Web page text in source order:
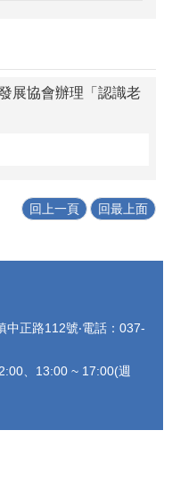
展協會辦理「認識老
回上一頁 回最上面
正路112號‧電話：037-
、13:00 ~ 17:00(週